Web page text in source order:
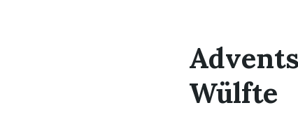
Wülfte